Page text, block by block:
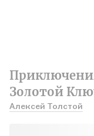
Золотой
Алексей Толстой